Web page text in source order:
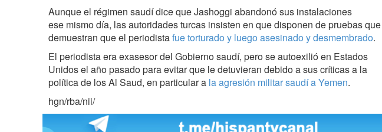
Aunque el régimen saudí dice que Jashoggi abandonó sus instalaciones
ese mismo día, las autoridades turcas insisten en que disponen de pruebas que
demuestran que el periodistafue torturado y luego asesinado y desmembrado.
El periodista era exasesor del Gobierno saudí, pero se autoexilió en Estados
Unidos el año pasado para evitar que le detuvieran debido a sus críticas a la
política de los Al Saud, en particular a la agresión militar saudí a Yemen.
hgn/rba/nii/